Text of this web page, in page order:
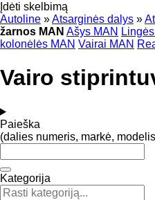
Įdėti skelbimą
Autoline »Atsarginės dalys »
žarnos MAN Ašys MAN
kolonėlės MAN Vairai MAN
Vairo
Paieška
(dalies numeris, markė,
Kategorija